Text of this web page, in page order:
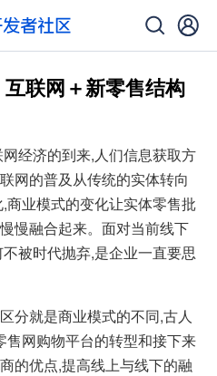
联网＋新零售结构
经济的到来,人们信息获取方
网的普及从传统的实体转向
业模式的变化让实体零售批
慢融合起来。面对当前线下
被时代抛弃,是企业一直要思
分就是商业模式的不同,古人
网购物平台的转型和接下来
的优点,提高线上与线下的融